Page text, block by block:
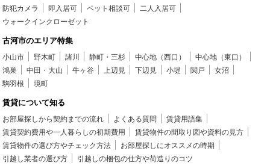
防犯カメラ
即入居可 ペット相談可
二人入居可
ウォークインクローゼット
古河市のエリア特集
小山市 野木町 諸川 静町・三杉 中心地（西口）
中心地（東口）
鴻巣
中田・大山 牛ヶ谷 上辺見 下辺見 小堤 関戸
女沼
駒羽根
境町
賃貸について知る
お部屋探しから契約までの流れ よくある質問
賃貸用語集
賃貸契約費用や一人暮らしの初期費用
賃貸物件の間取り図や資料の見方
賃貸物件の選び方やチェック方法
お部屋探しにオススメの時期
引越し業者の選び方
引越しの梱包の仕方や荷造りのコツ